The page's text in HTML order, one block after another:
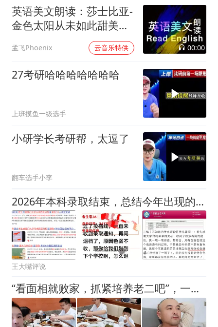
英语美文朗读：莎士比亚-
金色太阳从未如此甜美吻
孟飞Phoenix 云音乐特供 00:00
27考研哈哈哈哈哈哈哈
上班摸鱼一级选手
小研学长考研帮，太逗了
翻车选手小李
2026年本科录取结束，总结今年出现的四个“坑”，2027年高考的孩子，请你们一定要注意！
王大嘴评说
“看面相就败家，抓紧培养老二吧”，一家四口吃饭火了，后续录取通知说明一切